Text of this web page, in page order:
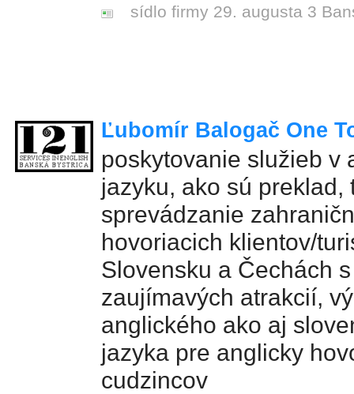
sídlo firmy 29. augusta 3
Ľubomír Balogač One
poskytovanie služieb v
jazyku, ako sú preklad,
sprevádzanie
hovoriacich klientov/
Slovensku a Čechách
zaujímavých atrakcií,
anglického ako aj
jazyka pre anglicky
cudzincov